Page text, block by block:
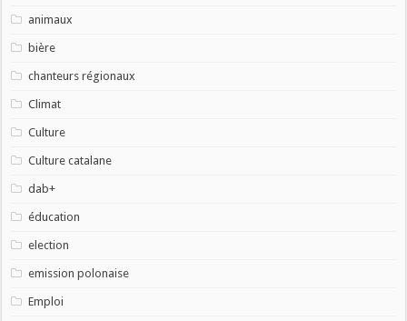
animaux
bière
chanteurs régionaux
Climat
Culture
Culture catalane
dab+
éducation
election
emission polonaise
Emploi